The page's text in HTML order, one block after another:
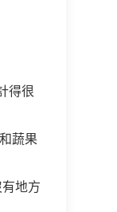
得很
蔬果
地方